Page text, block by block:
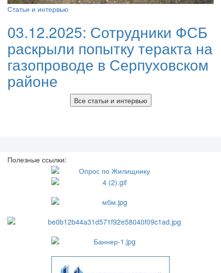
Статьи и интервью
03.12.2025: Сотрудники ФСБ
раскрыли попытку теракта на
газопроводе в Серпуховском
районе
Все статьи и интервью
Полезные ссылки: